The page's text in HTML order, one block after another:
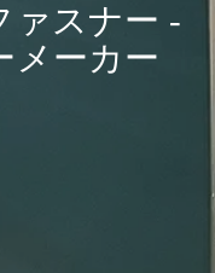
ァスナー -
メーカー